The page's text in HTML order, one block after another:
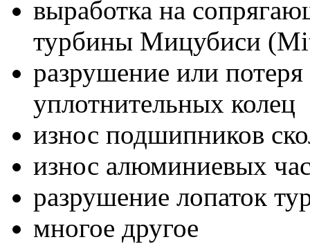
выработка на
турбины Мицубиси
разрушение или
уплотнительных колец
износ подшипников
износ алюминиевых
разрушение лопаток
многое другое